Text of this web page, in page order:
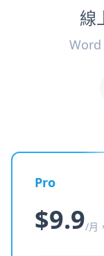
線
Word
Pro
$9.9/月